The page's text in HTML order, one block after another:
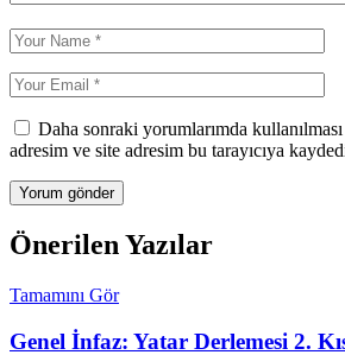
Daha sonraki yorumlarımda
adresim ve site adresim bu tarayıcıya
Önerilen Yazılar
Tamamını Gör
Genel İnfaz: Yatar Derlemesi 2.